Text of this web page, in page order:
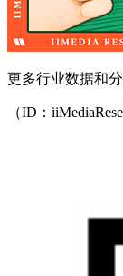
更多行业数据和
（ID：